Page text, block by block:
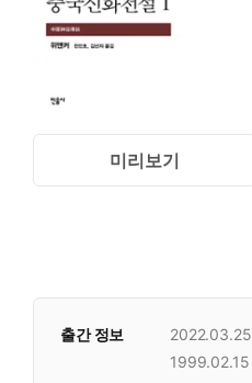
미리보기
출간 정보 2022.03.25
1999.02.15